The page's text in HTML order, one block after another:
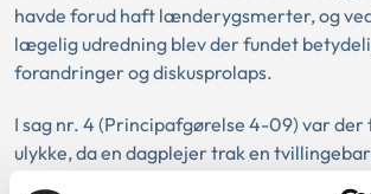
havde forud haft lænderygsmerter, og
lægelig udredning blev der fundet
forandringer og diskusprolaps.
I sag nr. 4 (Principafgørelse 4-09) var der
ulykke, da en dagplejer trak en